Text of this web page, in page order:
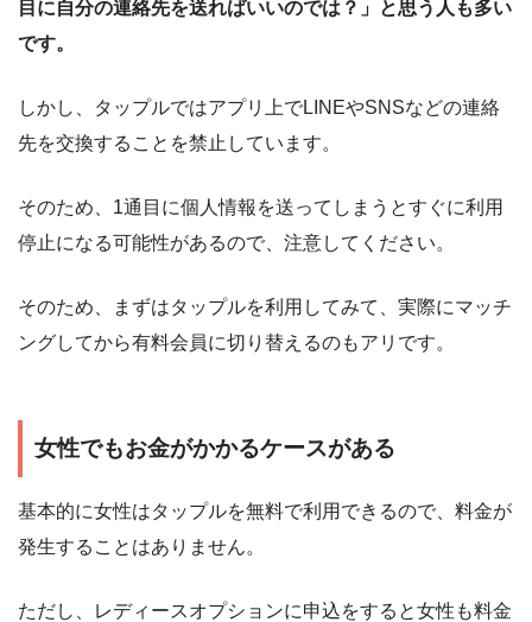
目に自分の連絡先を送ればいいのでは？」と思う人も多い
です。
しかし、タップルではアプリ上でLINEやSNSなどの連絡
先を交換することを禁止しています。
そのため、1通目に個人情報を送ってしまうとすぐに利用
停止になる可能性があるので、注意してください。
そのため、まずはタップルを利用してみて、実際にマッチ
ングしてから有料会員に切り替えるのもアリです。
女性でもお金がかかるケースがある
基本的に女性はタップルを無料で利用できるので、料金が
発生することはありません。
ただし、レディースオプションに申込をすると女性も料金